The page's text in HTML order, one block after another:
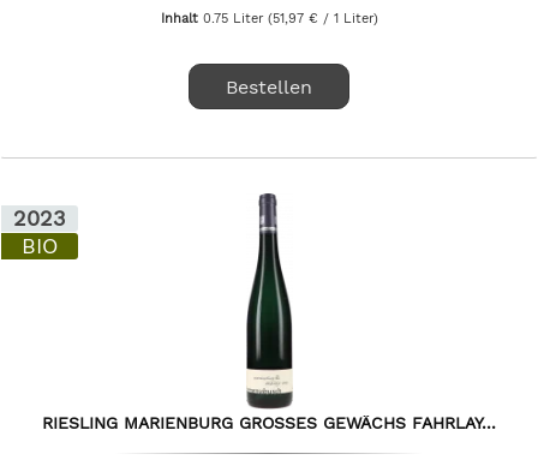
Inhalt 0.75 Liter (51,97 € / 1 Liter)
Bestellen
2023
BIO
RIESLING MARIENBURG GROSSES GEWÄCHS FAHRLAY...